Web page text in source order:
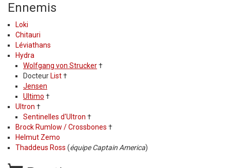
Ennemis
Loki
Chitauri
Léviathans
Hydra
Wolfgang von Strucker†
Docteur List†
Jensen
Ultimo †
Ultron †
Sentinelles d'Ultron †
Brock Rumlow / Crossbones †
Helmut Zemo
Thaddeus Ross (équipe Captain America)